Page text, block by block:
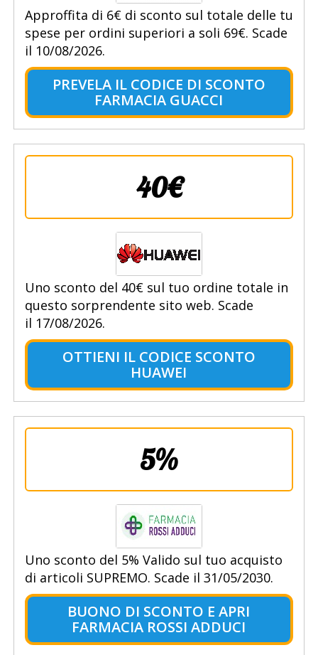
Approffita di 6€ di sconto sul totale delle tu
spese per ordini superiori a soli 69€. Scade
il 10/08/2026.
PREVELA IL CODICE DI SCONTO
FARMACIA GUACCI
40€
Uno sconto del 40€ sul tuo ordine totale in
questo sorprendente sito web. Scade
il 17/08/2026.
OTTIENI IL CODICE SCONTO
HUAWEI
5%
Uno sconto del 5% Valido sul tuo acquisto
di articoli SUPREMO. Scade il 31/05/2030.
BUONO DI SCONTO E APRI
FARMACIA ROSSI ADDUCI